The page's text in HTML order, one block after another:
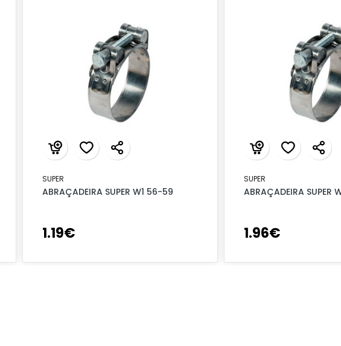
SUPER
ABRAÇADEIRA SUPER W1 56-59
1.19€
SUPER
ABRAÇADEIRA SUPER
1.96€